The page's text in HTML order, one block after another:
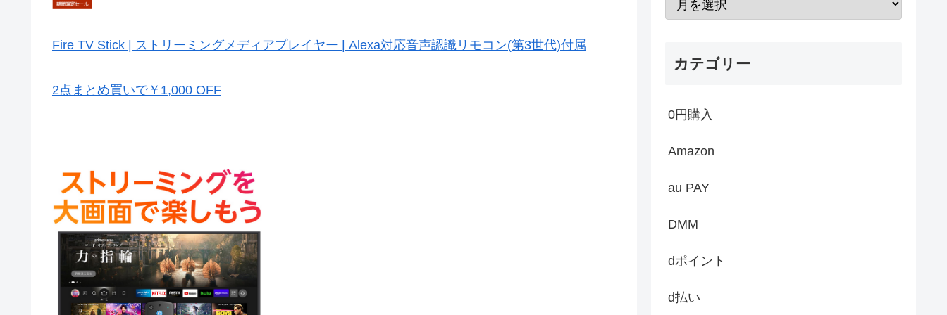
Fire TV Stick | ストリーミングメディアプレイヤー | Alexa対応音声認識リモコン(第3世代)付属
2点まとめ買いで￥1,000 OFF
カテゴリー
0円購入
Amazon
au PAY
DMM
dポイント
d払い